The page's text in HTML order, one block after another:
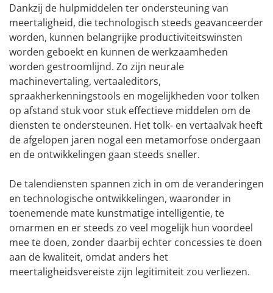
Dankzij de hulpmiddelen ter ondersteuning van
meertaligheid, die technologisch steeds geavanceerder
worden, kunnen belangrijke productiviteitswinsten
worden geboekt en kunnen de werkzaamheden
worden gestroomlijnd. Zo zijn neurale
machinevertaling, vertaaleditors,
spraakherkenningstools en mogelijkheden voor tolken
op afstand stuk voor stuk effectieve middelen om de
diensten te ondersteunen. Het tolk- en vertaalvak heeft
de afgelopen jaren nogal een metamorfose ondergaan
en de ontwikkelingen gaan steeds sneller.
De talendiensten spannen zich in om de veranderingen
en technologische ontwikkelingen, waaronder in
toenemende mate kunstmatige intelligentie, te
omarmen en er steeds zo veel mogelijk hun voordeel
mee te doen, zonder daarbij echter concessies te doen
aan de kwaliteit, omdat anders het
meertaligheidsvereiste zijn legitimiteit zou verliezen.